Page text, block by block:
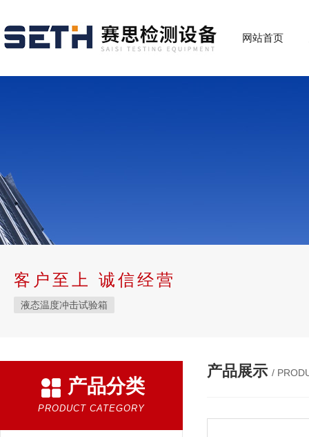
网站首页
客户至上 诚信经营
液态温度冲击试验箱
产品分类
PRODUCT CATEGORY
产品展示 /